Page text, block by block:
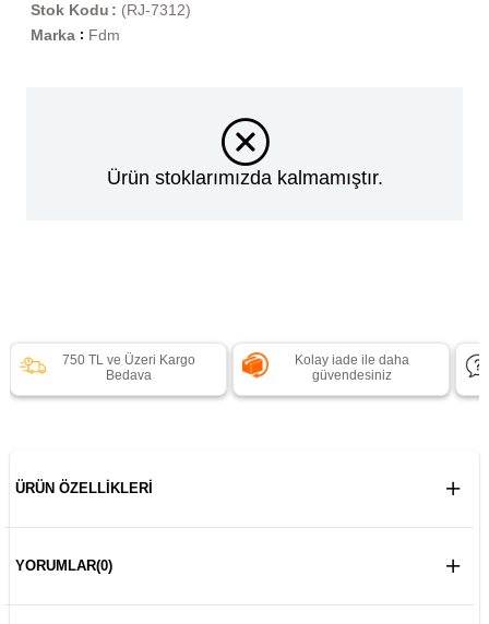
(RJ-7312)
Stok Kodu
Marka : Fdm
Ürün stoklarımızda kalmamıştır.
750 TL ve Üzeri Kargo
Bedava
Kolay iade ile daha
güvendesiniz
ÜRÜN ÖZELLIKLERI
YORUMLAR(0)